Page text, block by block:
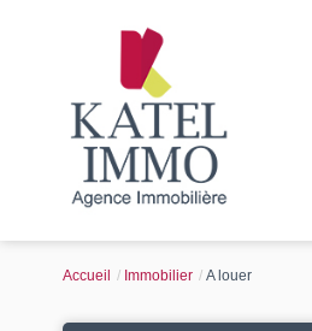
Accueil Immobilier A louer